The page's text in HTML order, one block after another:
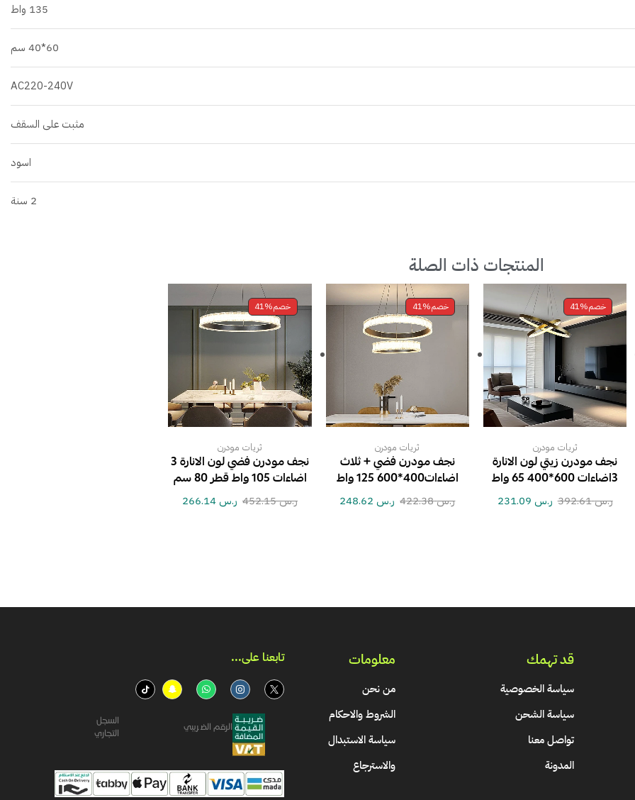
135 واط
60*40 سم
AC220-240V
مثبت على السقف
اسود
2 سنة
المنتجات ذات الصلة
خصم41%
ثريات مودرن
نجف مودرن زيتي لون الانارة
3اضاءات 600*400 65 واط
ر.س392.61 ر.س
خصم41%
ثريات مودرن
نجف مودرن فضي + ثلاث
اضاءات400*600 125 واط
ر.س422.38 ر.س
خصم41%
ثريات مودرن
نجف مودرن فضي لون الانارة 3
اضاءات 105 واط قطر 80 سم
ر.س452.15 ر.س
قد تهمك
سياسة الخصوصية
سياسة الشحن
تواصل معنا
المدونة
معلومات
من نحن
الشروط والاحكام
سياسة الاستبدال
والاسترجاع
تابعنا على...​
الرقم الضريبي
السجل
التجاري